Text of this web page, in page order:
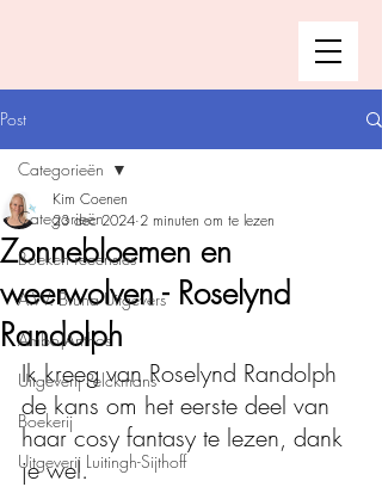
Post
Categorieën
Boeken recensies
A.W. Bruna Uitgevers
Ambo|Anthos
Uitgeverij Pelckmans
Boekerij
Uitgeverij Luitingh-Sijthoff
Categorieën
Zonnebloemen en
weerwolven - Roselynd
Randolph
Kim Coenen
23 dec 2024 2 minuten om te lezen
Ik kreeg van Roselynd Randolph
de kans om het eerste deel van
haar cosy fantasy te lezen, dank
je wel.